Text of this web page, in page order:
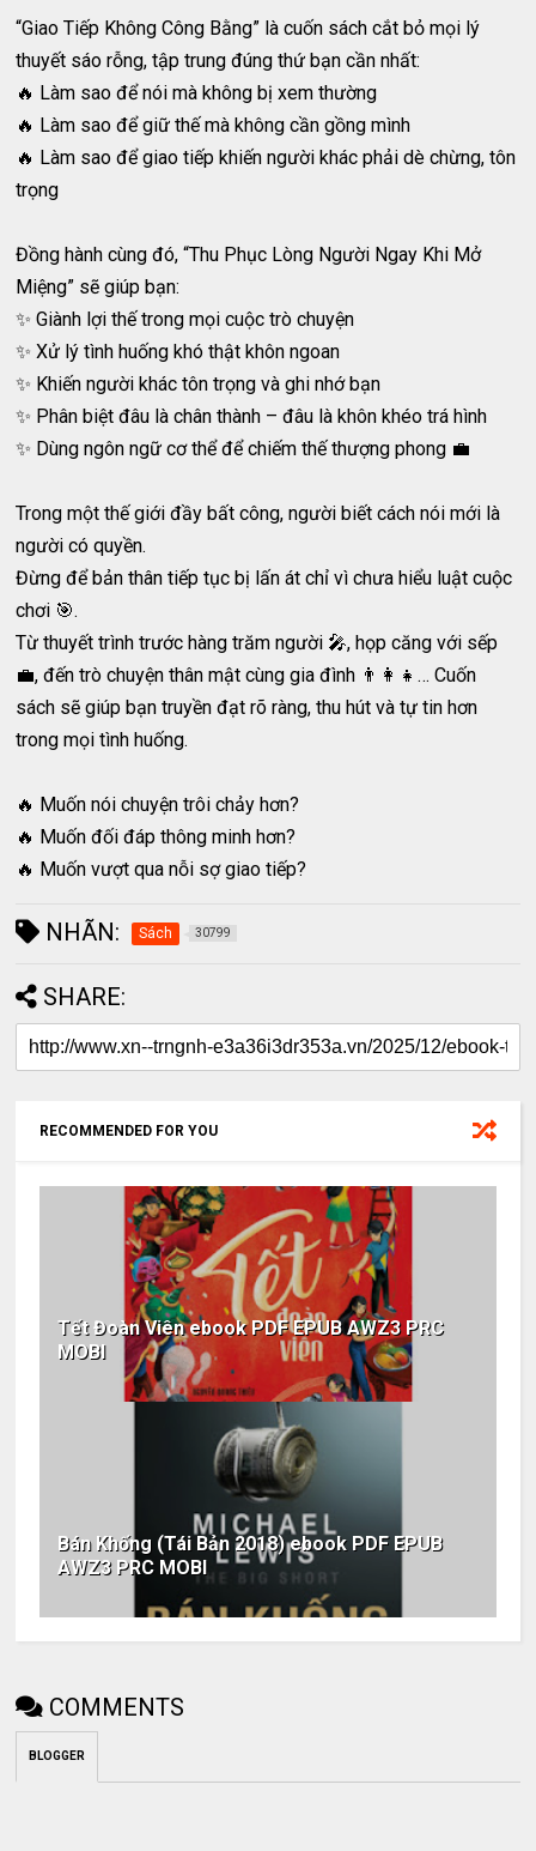
“Giao Tiếp Không Công Bằng” là cuốn sách cắt bỏ mọi lý
thuyết sáo rỗng, tập trung đúng thứ bạn cần nhất:
🔥 Làm sao để nói mà không bị xem thường
🔥 Làm sao để giữ thế mà không cần gồng mình
🔥 Làm sao để giao tiếp khiến người khác phải dè chừng, tôn
trọng
Đồng hành cùng đó, “Thu Phục Lòng Người Ngay Khi Mở
Miệng” sẽ giúp bạn:
✨ Giành lợi thế trong mọi cuộc trò chuyện
✨ Xử lý tình huống khó thật khôn ngoan
✨ Khiến người khác tôn trọng và ghi nhớ bạn
✨ Phân biệt đâu là chân thành – đâu là khôn khéo trá hình
✨ Dùng ngôn ngữ cơ thể để chiếm thế thượng phong 💼
Trong một thế giới đầy bất công, người biết cách nói mới là
người có quyền.
Đừng để bản thân tiếp tục bị lấn át chỉ vì chưa hiểu luật cuộc
chơi 🎯.
Từ thuyết trình trước hàng trăm người 🎤, họp căng với sếp
💼, đến trò chuyện thân mật cùng gia đình 👨‍👩‍👧… Cuốn
sách sẽ giúp bạn truyền đạt rõ ràng, thu hút và tự tin hơn
trong mọi tình huống.
🔥 Muốn nói chuyện trôi chảy hơn?
🔥 Muốn đối đáp thông minh hơn?
🔥 Muốn vượt qua nỗi sợ giao tiếp?
NHÃN: Sách 30799
SHARE:
RECOMMENDED FOR YOU
Tết Đoàn Viên ebook PDF EPUB AWZ3 PRC
MOBI
Bán Khống (Tái Bản 2018) ebook PDF EPUB
AWZ3 PRC MOBI
COMMENTS
BLOGGER